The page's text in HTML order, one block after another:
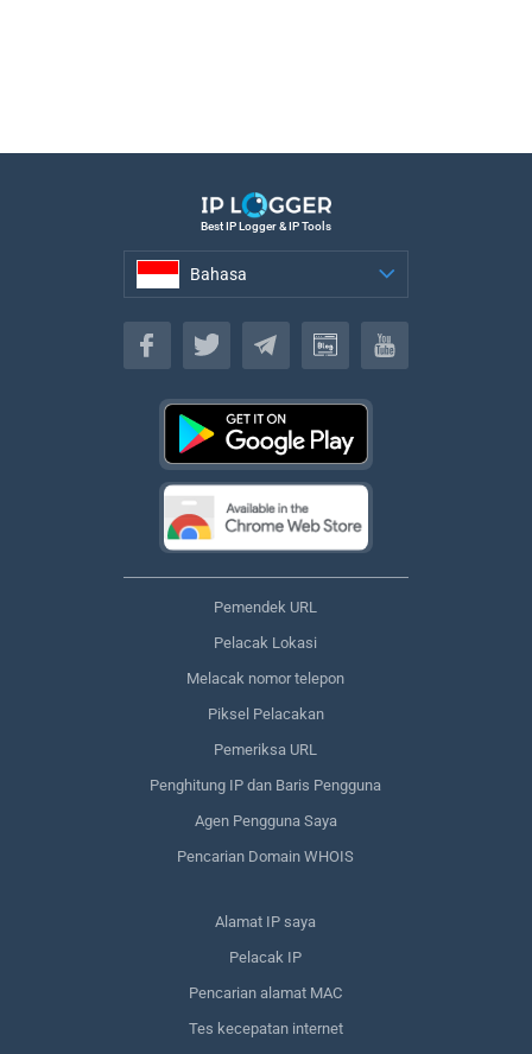
Best IP Logger & IP Tools
Bahasa
Bahasa
Pemendek URL
Pelacak Lokasi
Melacak nomor telepon
Piksel Pelacakan
Pemeriksa URL
Penghitung IP dan Baris Pengguna
Agen Pengguna Saya
Pencarian Domain WHOIS
Alamat IP saya
Pelacak IP
Pencarian alamat MAC
Tes kecepatan internet